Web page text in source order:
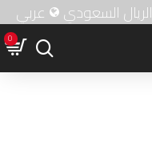
الريال السعودي عربي
0